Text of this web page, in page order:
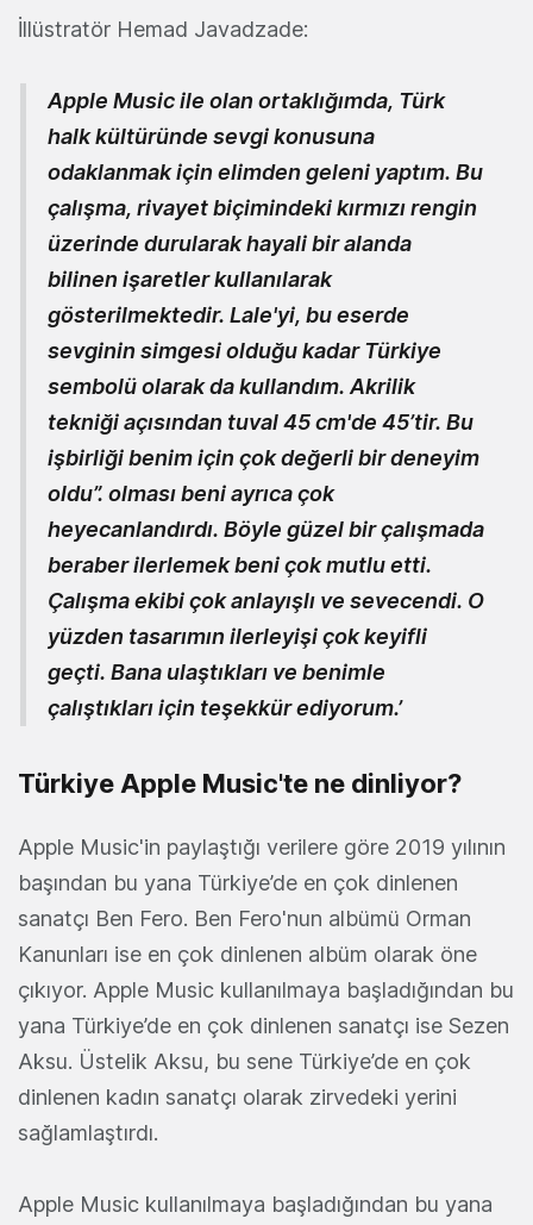
İllüstratör Hemad Javadzade:
Apple Music ile olan ortaklığımda, Türk
halk kültüründe sevgi konusuna
odaklanmak için elimden geleni yaptım. Bu
çalışma, rivayet biçimindeki kırmızı rengin
üzerinde durularak hayali bir alanda
bilinen işaretler kullanılarak
gösterilmektedir. Lale'yi, bu eserde
sevginin simgesi olduğu kadar Türkiye
sembolü olarak da kullandım. Akrilik
tekniği açısından tuval 45 cm'de 45’tir. Bu
işbirliği benim için çok değerli bir deneyim
oldu”. olması beni ayrıca çok
heyecanlandırdı. Böyle güzel bir çalışmada
beraber ilerlemek beni çok mutlu etti.
Çalışma ekibi çok anlayışlı ve sevecendi. O
yüzden tasarımın ilerleyişi çok keyifli
geçti. Bana ulaştıkları ve benimle
çalıştıkları için teşekkür ediyorum.’
Türkiye Apple Music'te ne dinliyor?
Apple Music'in paylaştığı verilere göre 2019 yılının
başından bu yana Türkiye’de en çok dinlenen
sanatçı Ben Fero. Ben Fero'nun albümü Orman
Kanunları ise en çok dinlenen albüm olarak öne
çıkıyor. Apple Music kullanılmaya başladığından bu
yana Türkiye’de en çok dinlenen sanatçı ise Sezen
Aksu. Üstelik Aksu, bu sene Türkiye’de en çok
dinlenen kadın sanatçı olarak zirvedeki yerini
sağlamlaştırdı.
Apple Music kullanılmaya başladığından bu yana